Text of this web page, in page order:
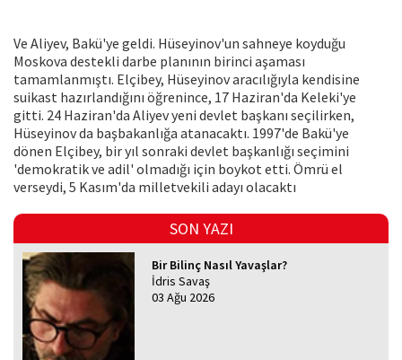
Ve Aliyev, Bakü'ye geldi. Hüseyinov'un sahneye koyduğu
Moskova destekli darbe planının birinci aşaması
tamamlanmıştı. Elçibey, Hüseyinov aracılığıyla kendisine
suikast hazırlandığını öğrenince, 17 Haziran'da Keleki'ye
gitti. 24 Haziran'da Aliyev yeni devlet başkanı seçilirken,
Hüseyinov da başbakanlığa atanacaktı. 1997'de Bakü'ye
dönen Elçibey, bir yıl sonraki devlet başkanlığı seçimini
'demokratik ve adil' olmadığı için boykot etti. Ömrü el
verseydi, 5 Kasım'da milletvekili adayı olacaktı
SON YAZI
Bir Bilinç Nasıl Yavaşlar?
İdris Savaş
03 Ağu 2026